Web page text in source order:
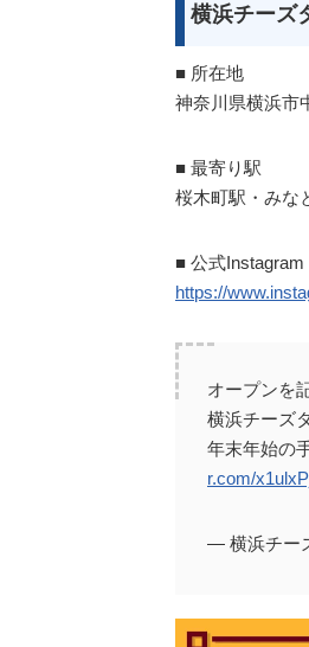
横浜チーズ
■ 所在地
神奈川県横浜市
■ 最寄り駅
桜木町駅・みな
■ 公式Instagram
https://
オープンを
横浜チーズ
年末年始の
r.com/
— 横浜チー